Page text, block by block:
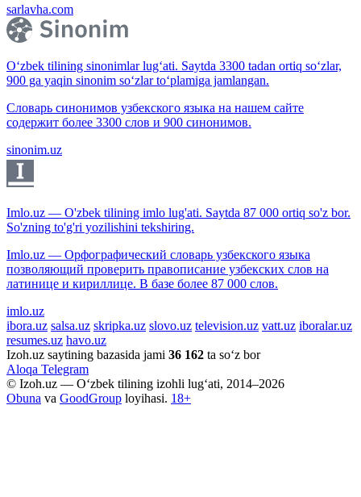
sarlavha.com
O‘zbek tilining sinonimlar lug‘ati. Saytda 3300 tadan ortiq so‘zlar,
900 ga yaqin sinonim so‘zlar to‘plamiga jamlangan.
Словарь синонимов узбекского языка на нашем сайте
содержит более 3300 слов и 900 синонимов.
sinonim.uz
Imlo.uz — O'zbek tilining imlo lug'ati. Saytda 87 000 ortiq so'z bor.
So'zning to'g'ri yozilishini tekshiring.
Imlo.uz — Орфографический словарь узбекского языка
позволяющий проверить правописание узбекских слов на
латинице и кириллице. В базе более 87 000 слов.
imlo.uz
ibora.uz salsa.uz skripka.uz slovo.uz television.uz vatt.uz iboralar.uz
resumes.uz havo.uz
Izoh.uz saytining bazasida jami 36 162 ta so‘z bor
Aloqa Telegram
© Izoh.uz — O‘zbek tilining izohli lug‘ati, 2014–2026
Obuna va GoodGroup loyihasi. 18+